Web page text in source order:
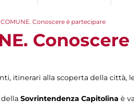
Conoscere è partecipare
itinerari alla scoperta della città,
Sovrintendenza Capitolina è